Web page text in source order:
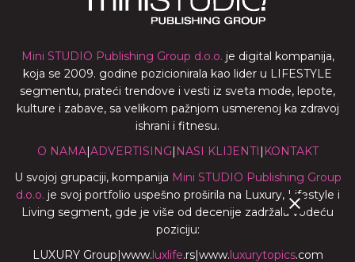
Mini STUDIO Publishing Group d.o.o. je digital kompanija,
koja se 2009. godine pozicionirala kao lider u LIFESTYLE
segmentu, prateći trendove i vesti iz sveta mode, lepote,
kulture i zabave, sa velikom pažnjom usmerenoj ka zdravoj
ishrani i fitnesu.
O NAMA|ADVERTISING| NASI KLIJENTI | KONTAKT
U svojoj grupaciji, kompanija Mini STUDIO Publishing Group
d.o.o. je svoj portfolio uspešno proširila na Luxury, Lifestyle i
Living segment, gde je više od decenije zadržala vodeću
poziciju:
LUXURY Group|www.luxlife.rs|www.luxurytopics.com